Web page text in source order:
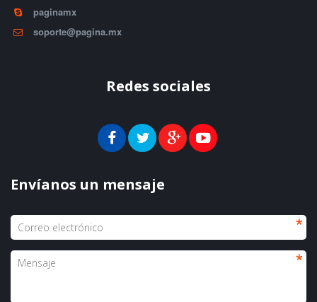
paginamx
soporte@pagina.mx
Redes sociales
Envíanos un mensaje